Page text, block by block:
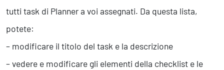
tutti task di Planner a voi assegnati. Da questa lista,
potete:
– modificare il titolo del task e la descrizione
– vedere e modificare gli elementi della checklist e le